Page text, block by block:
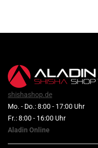
shishashop.de
Mo. - Do.: 8:00 - 17:00 Uhr
Fr.: 8:00 - 16:00 Uhr
Aladin Online